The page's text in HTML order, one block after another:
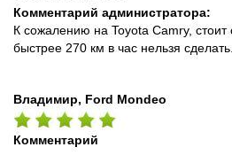
Комментарий администратора:
К сожалению на Toyota Camry, стоит
быстрее 270 км в час нельзя сделать.
Владимир, Ford Mondeo
Комментарий